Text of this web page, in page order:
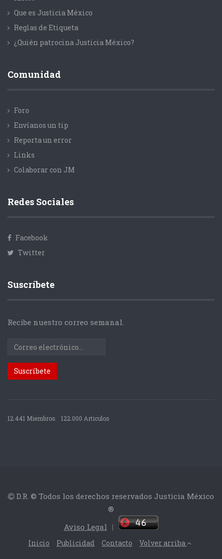
Que es Justicia México
Reglas de Etiqueta
¿Quién patrocina Justicia México?
Comunidad
Foro
Envíanos un tip
Reporta un error
Links
Colaborar con JM
Redes Sociales
Facebook
Twitter
Suscríbete
Recibe nuestro correo semanal.
12.441 Miembros 122.000 Articulos
D.R. © Todos los derechos reservados Justicia México
®
Aviso Legal |
Inicio Publicidad Contacto Volver arriba